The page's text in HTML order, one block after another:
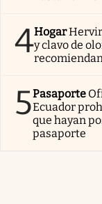
4Hogar
y clavo de
5Pasaporte
Ecuador
que hayan
pasaporte